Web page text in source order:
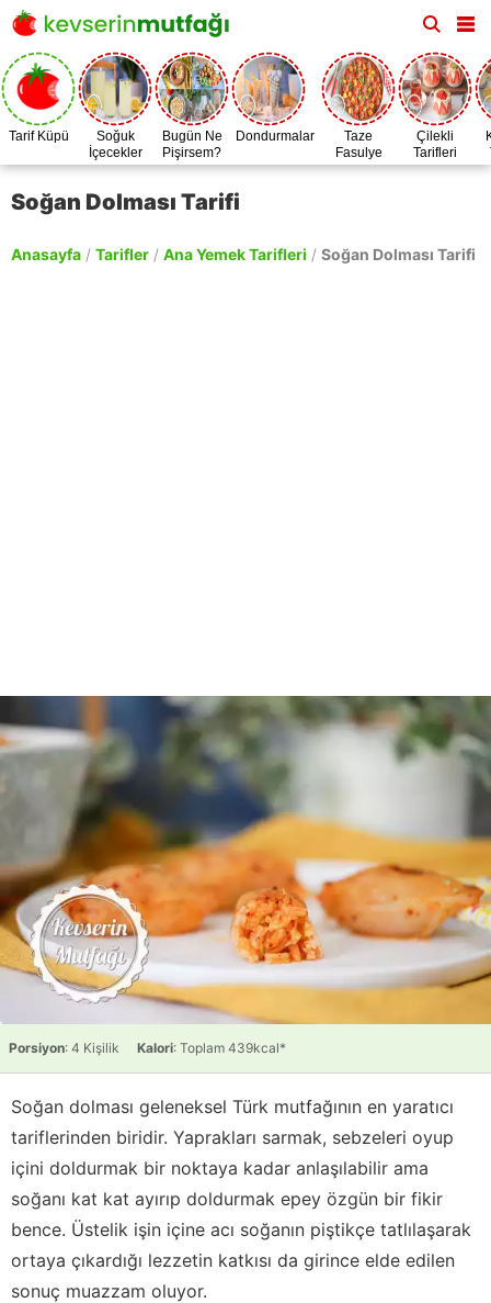
Tarif Küpü
Soğuk
İçecekler
Bugün Ne
Pişirsem?
Dondurmalar
Taze
Fasulye
Zamanı
Çilekli
Tarifleri
Soğan Dolması Tarifi
Anasayfa / Tarifler / Ana Yemek Tarifleri / Soğan Dolması Tarifi
Porsiyon: 4 Kişilik Kalori: Toplam 439kcal*
Soğan dolması geleneksel Türk mutfağının en yaratıcı
tariflerinden biridir. Yaprakları sarmak, sebzeleri oyup
içini doldurmak bir noktaya kadar anlaşılabilir ama
soğanı kat kat ayırıp doldurmak epey özgün bir fikir
bence. Üstelik işin içine acı soğanın piştikçe tatlılaşarak
ortaya çıkardığı lezzetin katkısı da girince elde edilen
sonuç muazzam oluyor.